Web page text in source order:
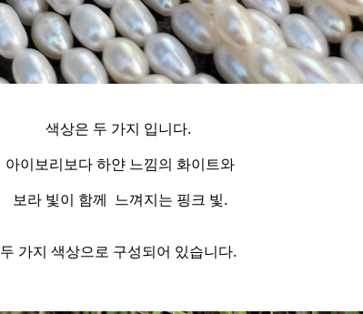
색상은 두 가지 입니다.
아이보리보다 하얀 느낌의 화이트와
보라 빛이 함께 느껴지는 핑크 빛.
두 가지 색상으로 구성되어 있습니다.